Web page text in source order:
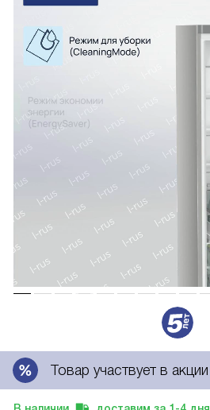
Товар участвует в акции